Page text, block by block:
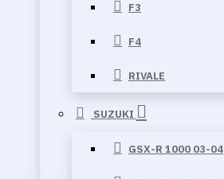
F3
F4
RIVALE
SUZUKI
GSX-R 1000 03-04